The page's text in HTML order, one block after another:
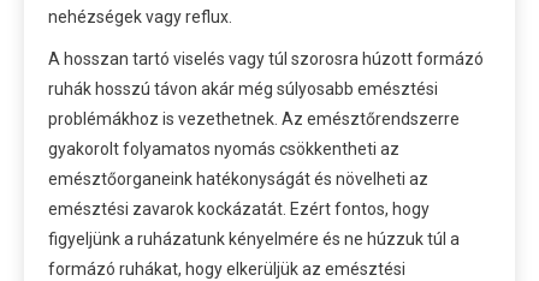
nehézségek vagy reflux.
A hosszan tartó viselés vagy túl szorosra húzott formázó
ruhák hosszú távon akár még súlyosabb emésztési
problémákhoz is vezethetnek. Az emésztőrendszerre
gyakorolt folyamatos nyomás csökkentheti az
emésztőorganeink hatékonyságát és növelheti az
emésztési zavarok kockázatát. Ezért fontos, hogy
figyeljünk a ruházatunk kényelmére és ne húzzuk túl a
formázó ruhákat, hogy elkerüljük az emésztési